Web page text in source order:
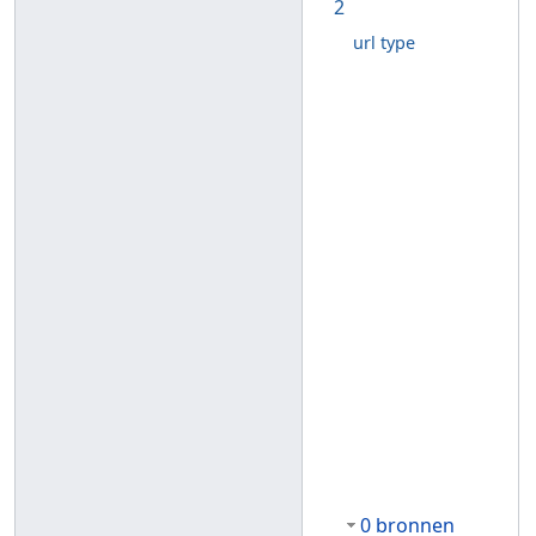
2
url type
0 bronnen